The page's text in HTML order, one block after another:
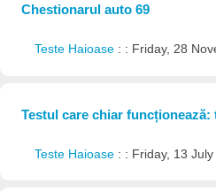
Chestionarul auto 69
Teste Haioase : : Friday, 28
Testul care chiar
Teste Haioase : : Friday, 13 July